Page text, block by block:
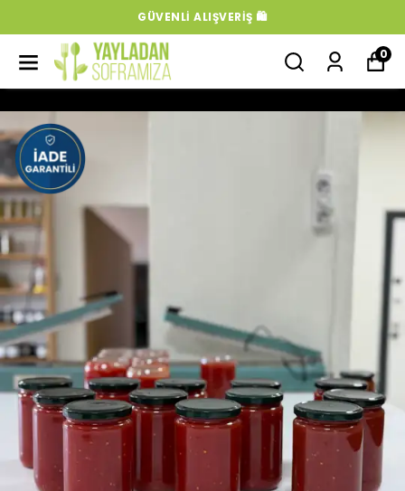
GÜVENLI ALIŞVERIŞ 🛍️
0